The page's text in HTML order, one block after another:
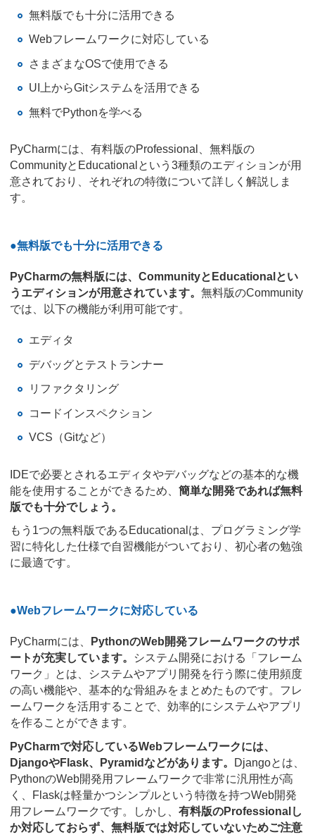
無料版でも十分に活用できる
Webフレームワークに対応している
さまざまなOSで使用できる
UI上からGitシステムを活用できる
無料でPythonを学べる
PyCharmには、有料版のProfessional、無料版の
CommunityとEducationalという3種類のエディションが用
意されており、それぞれの特徴について詳しく解説しま
す。
●無料版でも十分に活用できる
PyCharmの無料版には、CommunityとEducationalとい
うエディションが用意されています。 無料版のCommunity
では、以下の機能が利用可能です。
エディタ
デバッグとテストランナー
リファクタリング
コードインスペクション
VCS（Gitなど）
IDEで必要とされるエディタやデバッグなどの基本的な機
能を使用することができるため、 簡単な開発であれば無料
版でも十分でしょう。
もう1つの無料版であるEducationalは、プログラミング学
習に特化した仕様で自習機能がついており、初心者の勉強
に最適です。
●Webフレームワークに対応している
PyCharmには、
PythonのWeb開発フレームワークのサポ
ートが充実しています。
システム開発における「フレーム
ワーク」とは、システムやアプリ開発を行う際に使用頻度
の高い機能や、基本的な骨組みをまとめたものです。フレ
ームワークを活用することで、効率的にシステムやアプリ
を作ることができます。
PyCharmで対応しているWebフレームワークには、
DjangoやFlask、Pyramidなどがあります。
Djangoとは、
PythonのWeb開発用フレームワークで非常に汎用性が高
く、Flaskは軽量かつシンプルという特徴を持つWeb開発
用フレームワークです。しかし、 有料版のProfessionalし
か対応しておらず、無料版では対応していないためご注意